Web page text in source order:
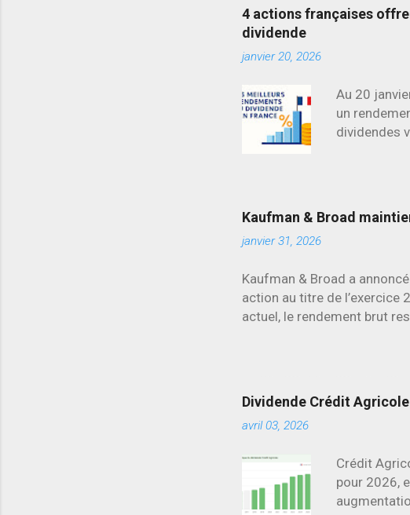
4 actions françaises
dividende
janvier 20, 2026
Au 20
un
dividendes
d’environ
Kaufman & Broad
janvier 31, 2026
Kaufman & Broad a
action au titre de l’exercice
actuel, le rendement brut
Dividende Crédit
avril 03, 2026
Crédit
pour 2026,